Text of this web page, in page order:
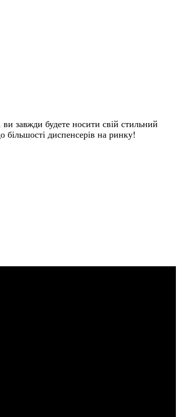
завжди будете носити свій стильний
диспенсерів на ринку!